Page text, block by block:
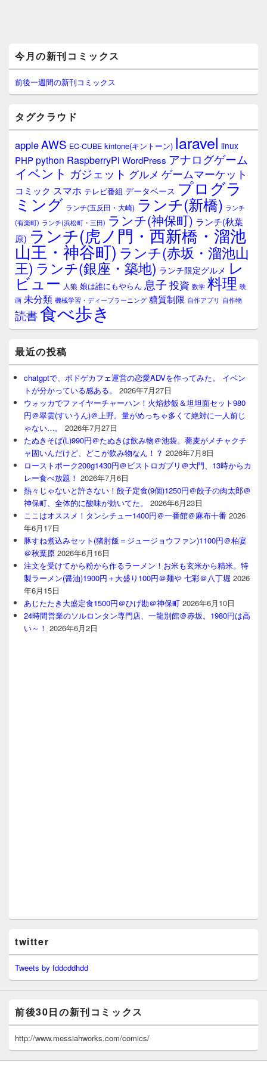
イ
ン
サ
イ
ウ
ィ
ジ
ェ
ア
今月の新刊コミックス
前後一週間の新刊コミックス
タグクラウド
appleAWS EC-CUBE kintone(キントーン) laravel linux
PHPpython RaspberryPi WordPress アナログゲーム
イベント ガジェット グルメ ゲームマーケット
コミック スマホ テレビ番組 データベース プログラ
ミング ランチ(五反田・大崎) ランチ(新橋) ランチ
(有楽町) ランチ(浜松町・三田) ランチ(神保町) ランチ(秋葉
原) ランチ(虎ノ門・西新橋・溜池
山王・神谷町) ランチ(赤坂・溜池山
王) ランチ(銀座・築地) ランチ限定グルメ レ
ビュー 人狼 娘は誰にもやらん 息子 投資 数学 料理 映
画 未分類 機械学習・ディープラーニング 糖質制限 自作アプリ 自作物
読書食べ歩き
最近の投稿
chatgptで、ボドゲカフェ運営の恋愛ADVを作ってみた。 イベン
トが分かっている感ある。
2026年7月27日
ウォッカでファイヤーチャーハン！火焰炒飯＆坦坦面セット980
円＠翠雲(すいうん)＠上野。量がめっちゃ多くて絶対に一人前じ
ゃない…。
2026年7月27日
たぬきそば(L)990円＠たぬきは飲み物＠池袋。蕎麦がメチャクチ
ャ固いんだけど、どこが飲み物なん！？ 2026年7月8日
ローストポーク200g1430円＠ビストロガブリ＠大門、13時からカ
レー食べ放題！ 2026年7月6日
熱々じゃないと許さない！餃子定食(9個)1250円＠餃子の肉太郎＠
神保町、全体的に酸味が効いてた。
2026年6月23日
ここはオススメ！タンシチュー1400円＠一番館＠麻布十番 2026
年6月17日
豚すね煮込みセット(猪肘飯＝ジュージョウファン)1100円＠柏宴
＠秋葉原 2026年6月16日
注文を受けてから粉から作るラーメン！お米も玄米から精米。特
製ラーメン(醤油)1900円＋大盛り100円＠麺や 七彩＠八丁堀 2026
年6月15日
あじたたき大盛定食1500円＠ひげ勘＠神保町 2026年6月10日
24時間営業のソルロンタン専門店、一龍別館＠赤坂。1980円は高
い～！ 2026年6月2日
twitter
Tweets by fddcddhdd
前後30日の新刊コミックス
http://www.messiahworks.com/comics/